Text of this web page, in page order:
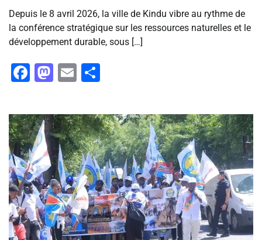
Depuis le 8 avril 2026, la ville de Kindu vibre au rythme de
la conférence stratégique sur les ressources naturelles et le
développement durable, sous […]
Facebook
Mastodon
Email